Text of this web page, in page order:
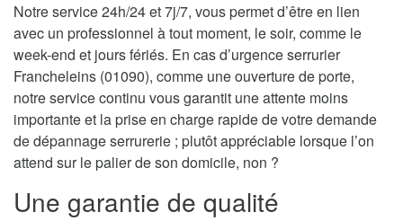
Notre service 24h/24 et 7j/7, vous permet d’être en lien
avec un professionnel à tout moment, le soir, comme le
week-end et jours fériés. En cas d’urgence serrurier
Francheleins (01090), comme une ouverture de porte,
notre service continu vous garantit une attente moins
importante et la prise en charge rapide de votre demande
de dépannage serrurerie ; plutôt appréciable lorsque l’on
attend sur le palier de son domicile, non ?
Une garantie de qualité